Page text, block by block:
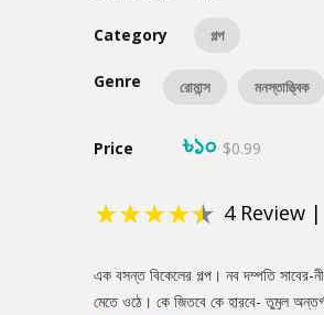
Category গল্প
Genre রোমান্স মনস্তাত্ত্বিক
Price ৳১০ $0.99
★★★★★ 4Review |
Product
Summery
এক বসন্ত বিকেলের গল্প। নব দম্পতি সাবের-
মেতে ওঠে। কে জিতবে কে হারবে- তুমুল